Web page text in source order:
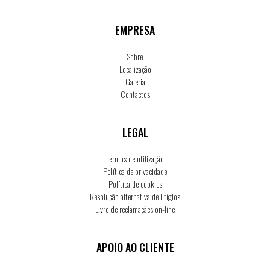
EMPRESA
Sobre
Localização
Galeria
Contactos
LEGAL
Termos de utilização
Política de privacidade
Política de cookies
Resolução alternativa de litígios
Livro de reclamaçães on-line
APOIO AO CLIENTE